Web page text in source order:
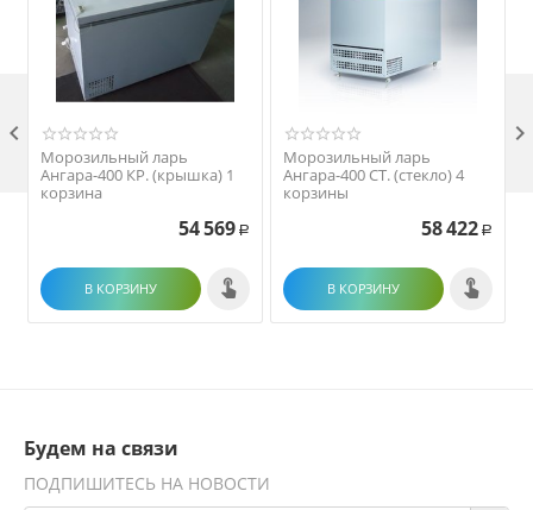
Морозильный ларь
Ангара-400 КР. (крышка) 1
корзина
54 569 Р
В КОРЗИНУ
Морозильный ларь
Ангара-400 СТ. (стекло) 4
корзины
58 422 Р
В КОРЗИНУ
 
Будем на связи
ПОДПИШИТЕСЬ НА НОВОСТИ